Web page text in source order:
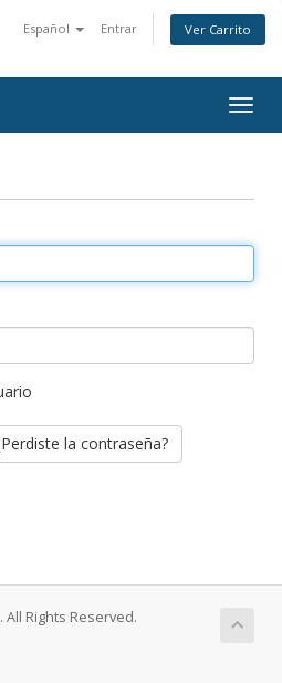
Español Entrar Ver Carrito
la contraseña?
All Rights Reserved.